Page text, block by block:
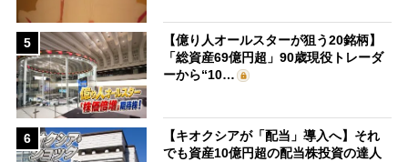
5
【億り人オールスターが狙う20銘柄】
「総資産69億円超」90歳現役トレーダ
ーから“10…
6
【キオクシアが「配当」導入へ】それ
でも資産10億円超の配当株投資の達人